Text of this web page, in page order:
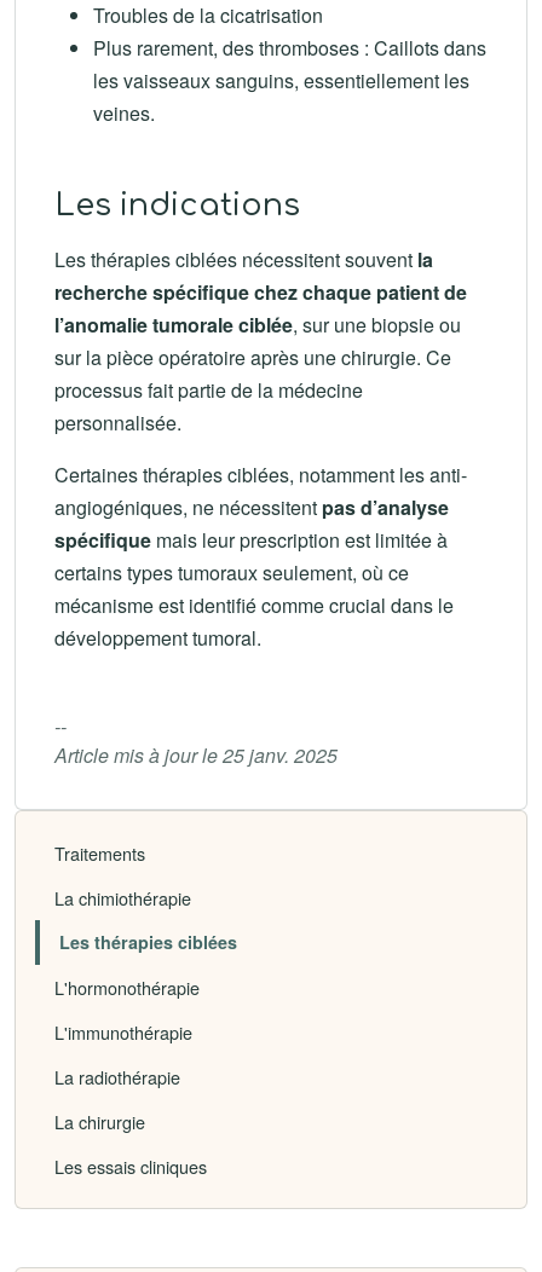
Troubles de la cicatrisation
Plus rarement, des thromboses : Caillots dans
les vaisseaux sanguins, essentiellement les
veines.
Les indications
Les thérapies ciblées nécessitent souvent la
recherche spécifique chez chaque patient de
l’anomalie tumorale ciblée, sur une biopsie ou
sur la pièce opératoire après une chirurgie. Ce
processus fait partie de la médecine
personnalisée.
Certaines thérapies ciblées, notamment les anti-
angiogéniques, ne nécessitent pas d’analyse
spécifique mais leur prescription est limitée à
certains types tumoraux seulement, où ce
mécanisme est identifié comme crucial dans le
développement tumoral.
--
Article mis à jour le 25 janv. 2025
Traitements
La chimiothérapie
Les thérapies ciblées
L'hormonothérapie
L'immunothérapie
La radiothérapie
La chirurgie
Les essais cliniques